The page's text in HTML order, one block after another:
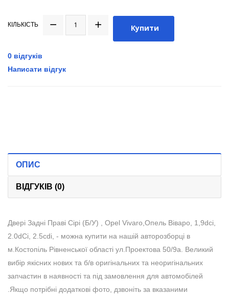
КІЛЬКІСТЬ Купити
0 відгуків
Написати відгук
ОПИС
ВІДГУКІВ (0)
Двері Задні Праві Сірі (Б/У) , Opel Vivaro,Опель Віваро, 1,9dci,
2.0dCi, 2.5cdi, - можна купити на нашій авторозборці в
м.Костопіль Рівненської області ул.Проектова 50/9а. Великий
вибір якісних нових та б/в оригінальних та неоригінальних
запчастин в наявності та під замовлення для автомобілей
.Якщо потрібні додаткові фото, дзвоніть за вказаними